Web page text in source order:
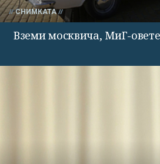
СНИМКАТА
Вземи москвича, МиГ-